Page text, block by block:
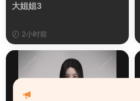
大姐姐3
2小时前